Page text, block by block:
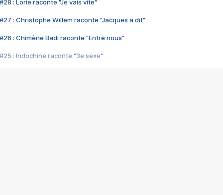
#28 : Lorie raconte "Je vais vite"
#27 : Christophe Willem raconte "Jacques a dit"
#26 : Chimène Badi raconte "Entre nous"
#25 : Indochine raconte "3e sexe"